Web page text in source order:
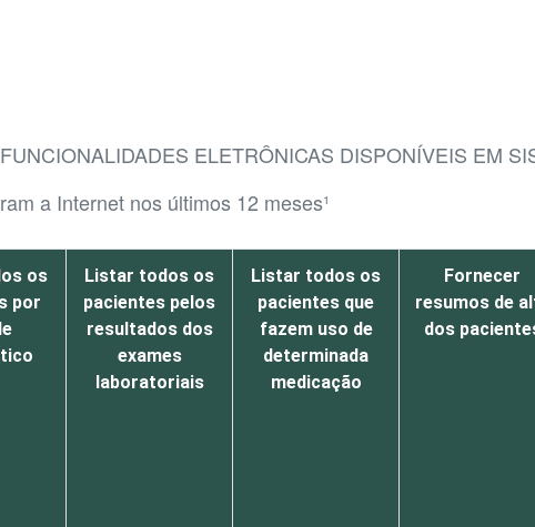
ELETRÔNICAS DISPONÍVEIS EM
a Internet nos últimos 12 meses¹
os
por
Listar todos os
pacientes pelos
resultados dos
exames
laboratoriais
Listar todos os
pacientes que
fazem uso de
determinada
medicação
Fornecer
resumos de
dos